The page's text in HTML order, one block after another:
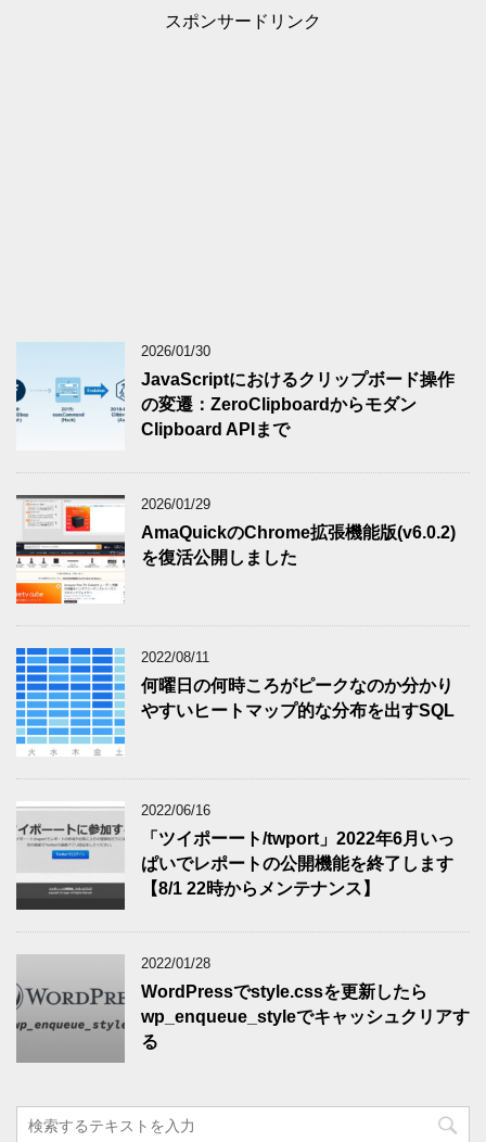
スポンサードリンク
2026/01/30
JavaScriptにおけるクリップボード操作
の変遷：ZeroClipboardからモダン
Clipboard APIまで
2026/01/29
AmaQuickのChrome拡張機能版(v6.0.2)
を復活公開しました
2022/08/11
何曜日の何時ころがピークなのか分かり
やすいヒートマップ的な分布を出すSQL
2022/06/16
「ツイポーート/twport」2022年6月いっ
ぱいでレポートの公開機能を終了します
【8/1 22時からメンテナンス】
2022/01/28
WordPressでstyle.cssを更新したら
wp_enqueue_styleでキャッシュクリアす
る